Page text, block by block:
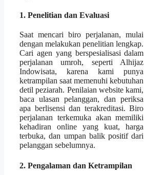
1. Penelitian dan Evaluasi
Saat mencari biro perjalanan, mulai
dengan melakukan penelitian lengkap.
Cari agen yang berspesialisasi dalam
perjalanan umroh, seperti Alhijaz
Indowisata, karena kami punya
ketrampilan saat memenuhi kebutuhan
detil peziarah. Penilaian website kami,
baca ulasan pelanggan, dan periksa
apa berlisensi dan terakreditasi. Biro
perjalanan terkemuka akan memiliki
kehadiran online yang kuat, harga
terbuka, dan umpan balik positif dari
pelanggan sebelumnya.
2. Pengalaman dan Ketrampilan